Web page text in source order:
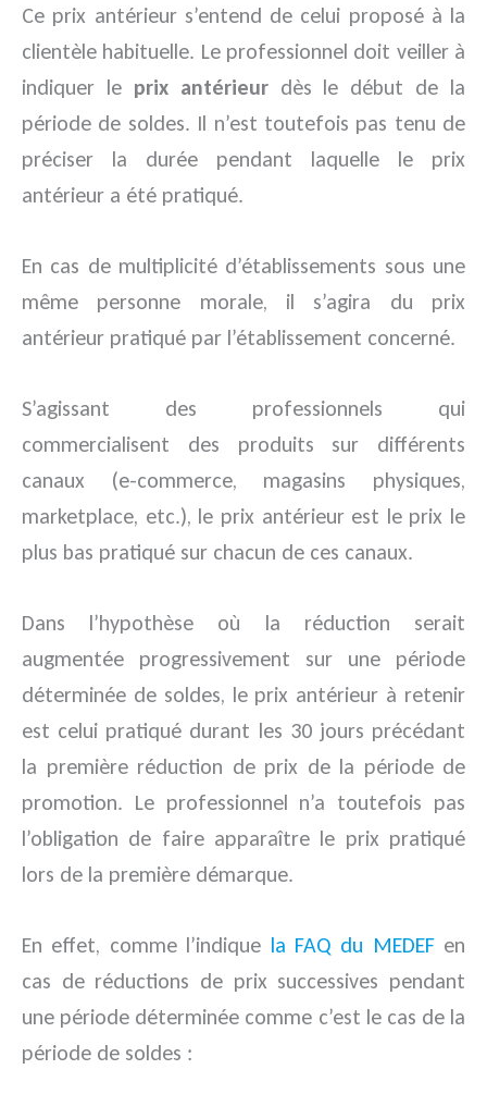
Ce prix antérieur s’entend de celui proposé à la
clientèle habituelle. Le professionnel doit veiller à
indiquer le prix antérieurdès le début de la
période de soldes. Il n’est toutefois pas tenu de
préciser la durée pendant laquelle le prix
antérieur a été pratiqué.
En cas de multiplicité d’établissements sous une
même personne morale, il s’agira du prix
antérieur pratiqué par l’établissement concerné.
S’agissant des professionnels qui
commercialisent des produits sur différents
canaux (e-commerce, magasins physiques,
marketplace, etc.), le prix antérieur est le prix le
plus bas pratiqué sur chacun de ces canaux.
Dans l’hypothèse où la réduction serait
augmentée progressivement sur une période
déterminée de soldes, le prix antérieur à retenir
est celui pratiqué durant les 30 jours précédant
la première réduction de prix de la période de
promotion. Le professionnel n’a toutefois pas
l’obligation de faire apparaître le prix pratiqué
lors de la première démarque.
En effet, comme l’indique la FAQ du MEDEF en
cas de réductions de prix successives pendant
une période déterminée comme c’est le cas de la
période de soldes :